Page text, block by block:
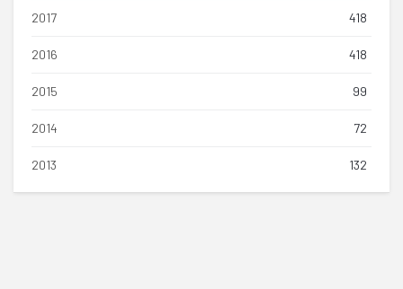
2017 418
2016 418
2015 99
2014 72
2013 132